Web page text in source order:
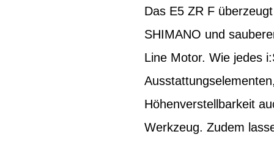
Das E5 ZR F
SHIMANO und
Line Motor. Wie jedes
Höhenverstellbarkeit
Werkzeug. Zudem